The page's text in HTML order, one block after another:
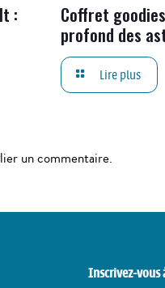
:
Coffret
profond des
Lire plus
un commentaire.
Inscrivez-vous